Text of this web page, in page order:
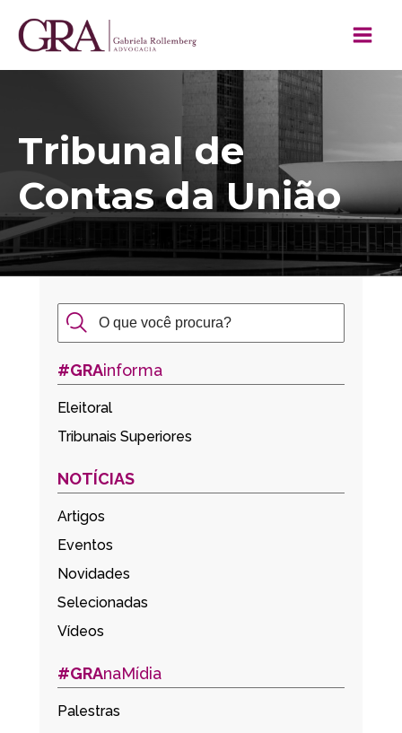
Tribunal de
Contas da União
#GRAinforma
Eleitoral
Tribunais Superiores
NOTÍCIAS
Artigos
Eventos
Novidades
Selecionadas
Vídeos
#GRAnaMídia
Palestras